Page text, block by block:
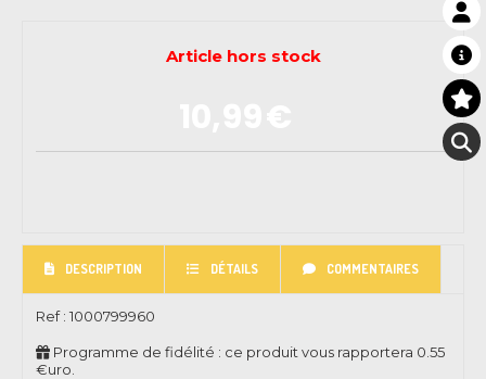
Article hors stock
DESCRIPTION DÉTAILS COMMENTAIRES
Ref : 1000799960
Programme de fidélité : ce produit vous rapportera 0.55
€uro.